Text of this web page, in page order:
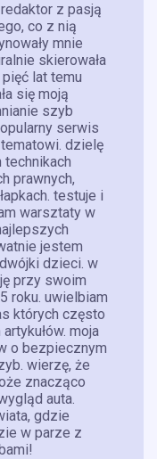
z pasją
co z nią
mnie
skierowała
lat temu
się moją
szyb
serwis
dzielę
prawnych,
testuje i
warsztaty w
jestem
dzieci. w
przy swoim
roku. uwielbiam
których często
moja
o bezpiecznym
wierzę, że
znacząco
auta.
gdzie
w parze z